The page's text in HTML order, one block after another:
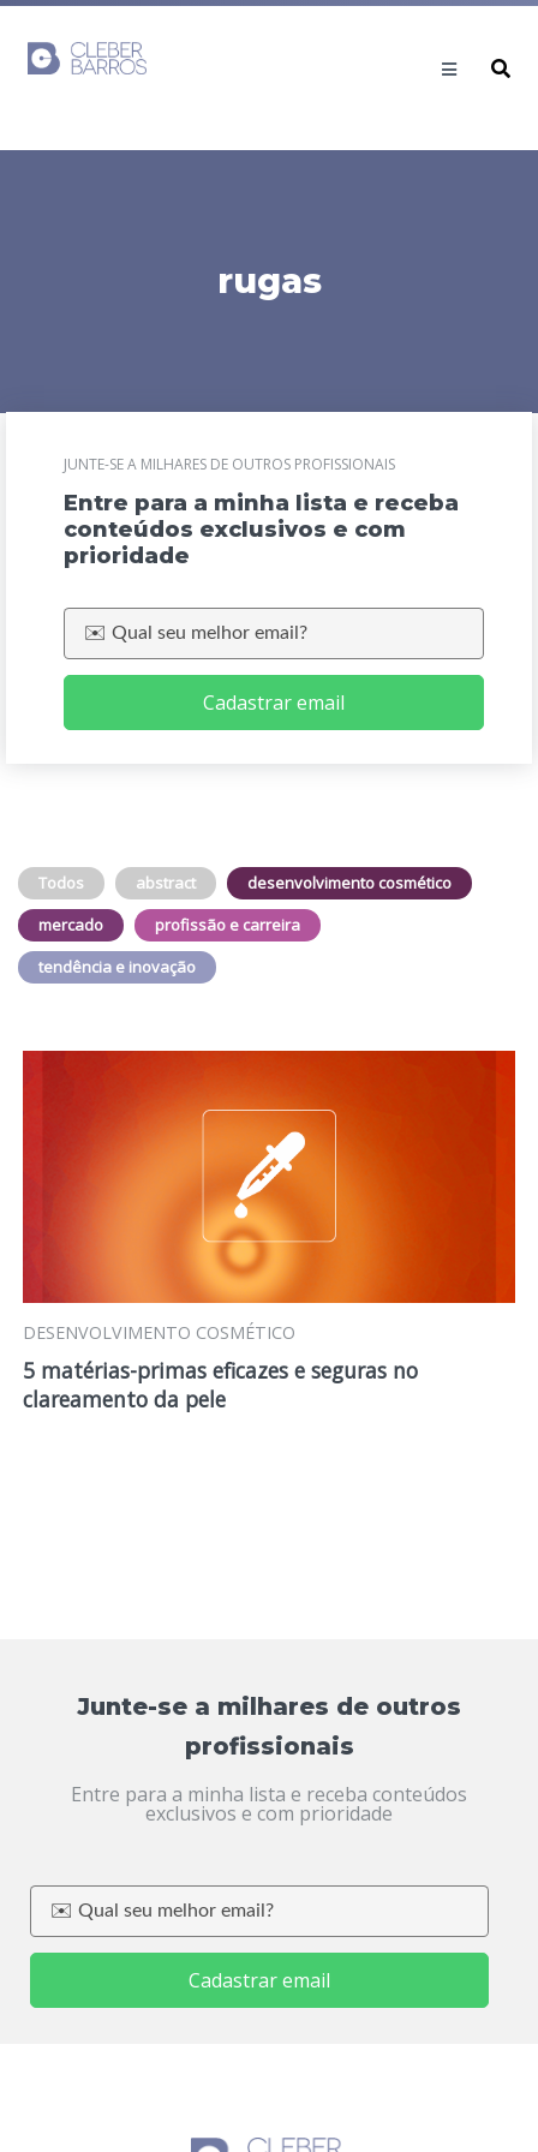
rugas
JUNTE-SE A MILHARES DE OUTROS PROFISSIONAIS
Entre para a minha lista e receba
conteúdos exclusivos e com
prioridade
Cadastrar email
Todos abstract
desenvolvimento cosmético
mercado
profissão e carreira
tendência e inovação
DESENVOLVIMENTO COSMÉTICO
5 matérias-primas eficazes e seguras no
clareamento da pele
Junte-se a milhares de outros
profissionais
Entre para a minha lista e receba conteúdos
exclusivos e com prioridade
Cadastrar email